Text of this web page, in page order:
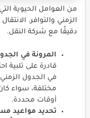
من العوامل الحيوية
الزمني والتوافر.
دقيقًا مع شركة النقل.
المرونة في
قادرة على تلبية
في الجدول
مختلفة، سواء
أوقات محددة.
تحديد مواعيد